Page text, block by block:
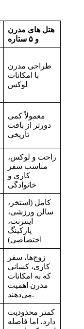
هتل‌ های مدرن
و ۵ ستاره
طراحی مدرن
با امکانات
لوکس
معمولاً کمی
دورتر از بافت
تاریخی
راحت و لوکس،
مناسب سفر
کاری و
خانوادگی
کامل (استخر،
سالن ورزشی،
اینترنت،
پارکینگ
اختصاصی)
زوج‌ها، سفر
کاری، کسانی
که به امکانات
مدرن اهمیت
می‌دهند.
کمتر محدودیت
دارد، اما فاصله